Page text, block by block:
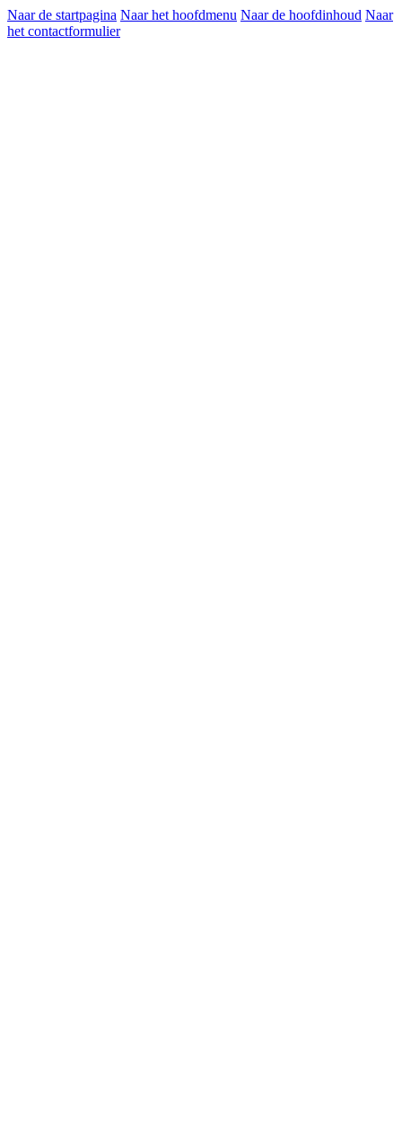
Naar de startpagina Naar het hoofdmenu Naar de hoofdinhoud Naar
het contactformulier